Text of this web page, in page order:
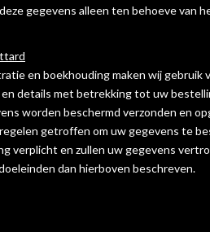
gegevens alleen ten behoeve van
en boekhouding maken wij
details met betrekking tot uw
worden beschermd verzonden en
getroffen om uw gegevens te
verplicht en zullen uw gegevens
dan hierboven beschreven.